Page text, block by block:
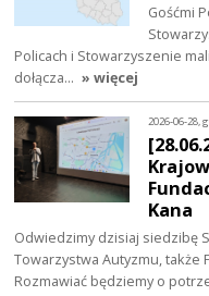
Gośćmi
Policach i Stowarzyszenie
dołącza… » więcej
2026-06-28,
Kana
Odwiedzimy dzisiaj siedzibę
Towarzystwa Autyzmu, także
Rozmawiać będziemy o